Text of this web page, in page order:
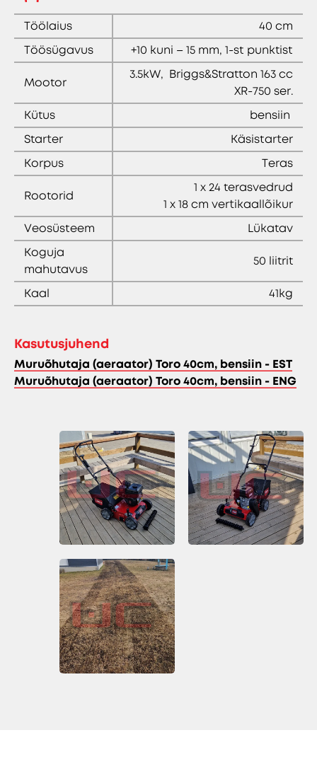
Töölaius
40 cm
Töösügavus
+10 kuni – 15 mm, 1-st punktist
Mootor
3.5kW, Briggs&Stratton 163 cc
XR-750 ser.
Kütus
bensiin
Starter
Käsistarter
Korpus
Teras
Rootorid
1 x 24 terasvedrud
1 x 18 cm vertikaallõikur
Veosüsteem
Lükatav
Koguja
mahutavus
50 liitrit
Kaal 41kg
Kasutusjuhend
Muruõhutaja (aeraator) Toro 40cm, bensiin - EST
Muruõhutaja (aeraator) Toro 40cm, bensiin - ENG